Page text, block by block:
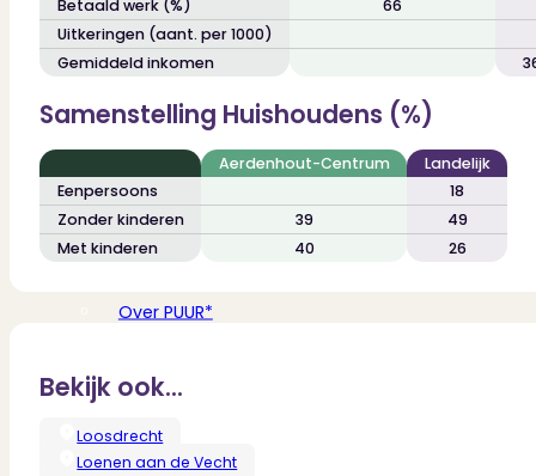
Verbouwen
Wil jij jouw huis renoveren? Geen probleem!
Alle diensten
Over PUUR*
Over PUUR*
Leer ons beter kennen..
Kom jij ons team versterken?
Onze vestigingen
Betaald werk (%)
66
Uitkeringen (aant. per 1000)
Gemiddeld inkomen
Samenstelling Huishoudens (%)
Aerdenhout-Centrum
Landelijk
Eenpersoons
18
Zonder kinderen
39
49
Met kinderen
40 26
Bekijk ook...
Loosdrecht
Loenen aan de Vecht